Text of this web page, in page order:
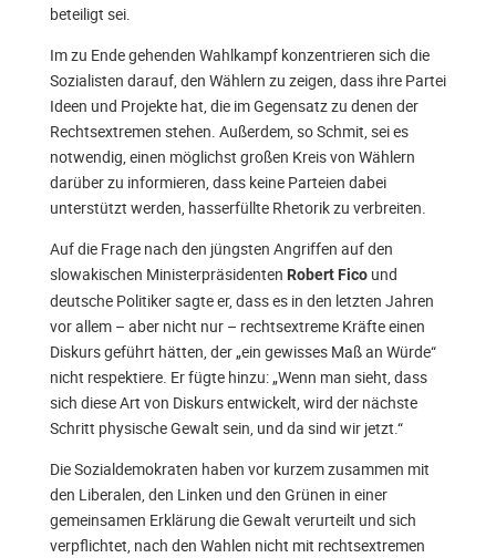
beteiligt sei.
Im zu Ende gehenden Wahlkampf konzentrieren sich die
Sozialisten darauf, den Wählern zu zeigen, dass ihre Partei
Ideen und Projekte hat, die im Gegensatz zu denen der
Rechtsextremen stehen. Außerdem, so Schmit, sei es
notwendig, einen möglichst großen Kreis von Wählern
darüber zu informieren, dass keine Parteien dabei
unterstützt werden, hasserfüllte Rhetorik zu verbreiten.
Auf die Frage nach den jüngsten Angriffen auf den
slowakischen Ministerpräsidenten Robert Ficound
deutsche Politiker sagte er, dass es in den letzten Jahren
vor allem – aber nicht nur – rechtsextreme Kräfte einen
Diskurs geführt hätten, der „ein gewisses Maß an Würde“
nicht respektiere. Er fügte hinzu: „Wenn man sieht, dass
sich diese Art von Diskurs entwickelt, wird der nächste
Schritt physische Gewalt sein, und da sind wir jetzt.“
Die Sozialdemokraten haben vor kurzem zusammen mit
den Liberalen, den Linken und den Grünen in einer
gemeinsamen Erklärung die Gewalt verurteilt und sich
verpflichtet, nach den Wahlen nicht mit rechtsextremen